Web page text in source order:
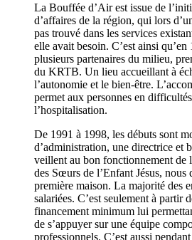
La Bouffée d’Air est issue de
d’affaires de la région, qui lors
pas trouvé dans les services
elle avait besoin. C’est ainsi
plusieurs partenaires du milieu,
du KRTB. Un lieu accueillant à
l’autonomie et le bien-être.
permet aux personnes en
l’hospitalisation.
De 1991 à 1998, les débuts sont
d’administration, une directrice et
veillent au bon fonctionnement de
des Sœurs de l’Enfant Jésus, nous
première maison. La majorité des
salariées. C’est seulement à
financement minimum lui
de s’appuyer sur une équipe
professionnels. C’est aussi